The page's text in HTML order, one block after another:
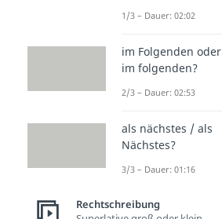
1/3 – Dauer: 02:02
im Folgenden oder
im folgenden?
2/3 – Dauer: 02:53
als nächstes / als
Nächstes?
3/3 – Dauer: 01:16
Rechtschreibung